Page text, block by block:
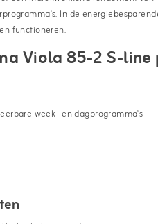
In de
functioneren.
Viola 85-2 S-
week- en dagprogramma's